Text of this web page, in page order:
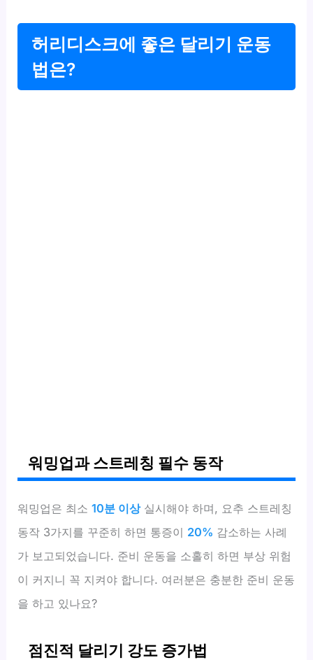
허리디스크에 좋은 달리기 운동
법은?
워밍업과 스트레칭 필수 동작
워밍업은 최소10분 이상실시해야 하며, 요추 스트레칭
동작 3가지를 꾸준히 하면 통증이 20% 감소하는 사례
가 보고되었습니다. 준비 운동을 소홀히 하면 부상 위험
이 커지니 꼭 지켜야 합니다. 여러분은 충분한 준비 운동
을 하고 있나요?
점진적 달리기 강도 증가법